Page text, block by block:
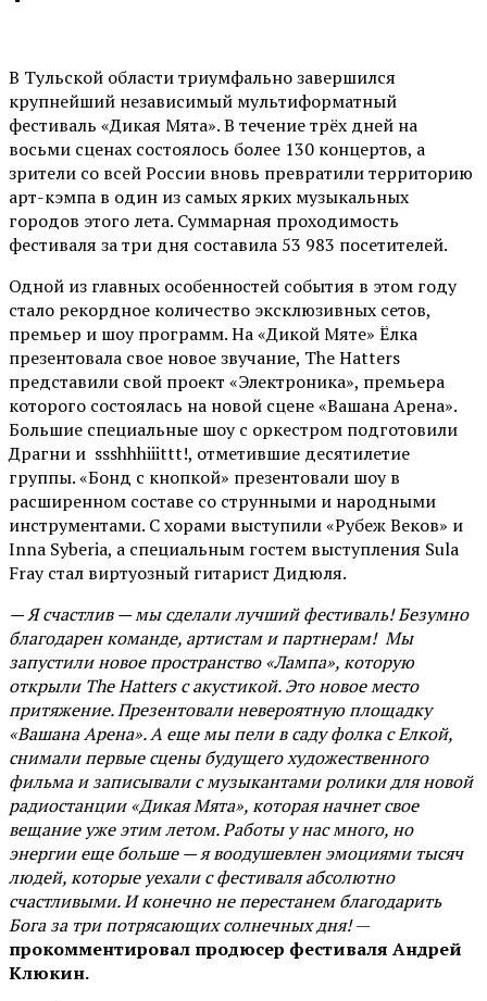
В Тульской области триумфально завершился
крупнейший независимый мультиформатный
фестиваль «Дикая Мята». В течение трёх дней на
восьми сценах состоялось более 130 концертов, а
зрители со всей России вновь превратили территорию
арт-кэмпа в один из самых ярких музыкальных
городов этого лета. Суммарная проходимость
фестиваля за три дня составила 53 983 посетителей.
Одной из главных особенностей события в этом году
стало рекордное количество эксклюзивных сетов,
премьер и шоу программ. На «Дикой Мяте» Ёлка
презентовала свое новое звучание, The Hatters
представили свой проект «Электроника», премьера
которого состоялась на новой сцене «Вашана Арена».
Большие специальные шоу с оркестром подготовили
Драгни и ssshhhiiittt!, отметившие десятилетие
группы. «Бонд с кнопкой» презентовали шоу в
расширенном составе со струнными и народными
инструментами. С хорами выступили «Рубеж Веков» и
Inna Syberia, а специальным гостем выступления Sula
Fray стал виртуозный гитарист Дидюля.
— Я счастлив — мы сделали лучший фестиваль! Безумно
благодарен команде, артистам и партнерам! Мы
запустили новое пространство «Лампа», которую
открыли The Hatters с акустикой. Это новое место
притяжение. Презентовали невероятную площадку
«Вашана Арена». А еще мы пели в саду фолка с Елкой,
снимали первые сцены будущего художественного
фильма и записывали с музыкантами ролики для новой
радиостанции «Дикая Мята», которая начнет свое
вещание уже этим летом. Работы у нас много, но
энергии еще больше — я воодушевлен эмоциями тысяч
людей, которые уехали с фестиваля абсолютно
счастливыми. И конечно не перестанем благодарить
Бога за три потрясающих солнечных дня!—
прокомментировал продюсер фестиваля Андрей
Клюкин.